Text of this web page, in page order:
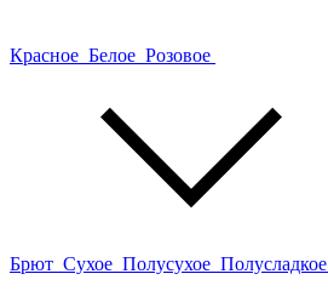
Красное Белое Розовое
Брют Сухое Полусухое Полусладкое